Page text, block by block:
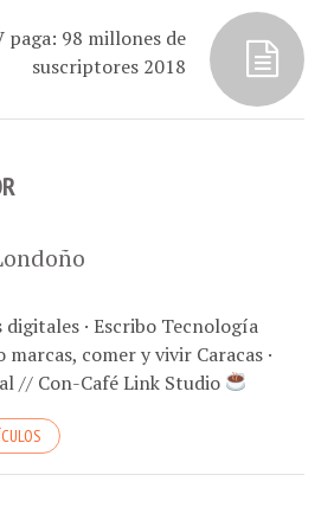
paga: 98 millones de
suscriptores 2018
· Escribo Tecnología
marcas, comer y vivir Caracas ·
// Con-Café Link Studio